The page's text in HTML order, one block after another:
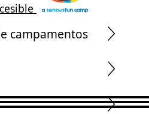
campamentos